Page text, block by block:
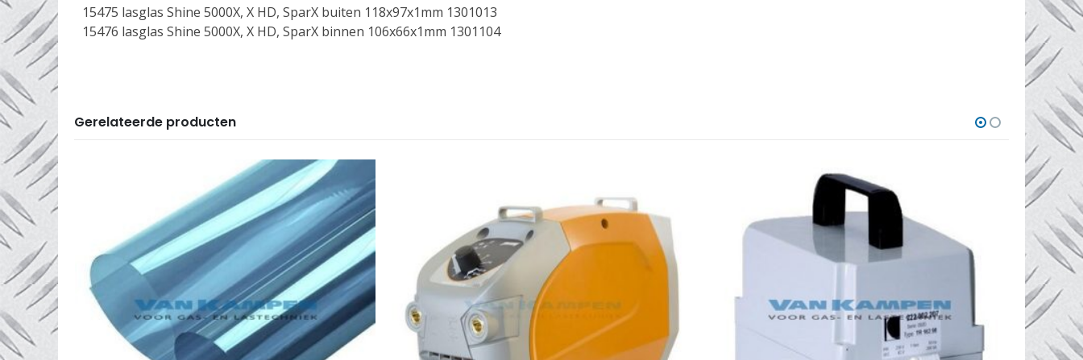
15475 lasglas Shine 5000X, X HD, SparX buiten 118x97x1mm 1301013
15476 lasglas Shine 5000X, X HD, SparX binnen 106x66x1mm 1301104
Gerelateerde producten